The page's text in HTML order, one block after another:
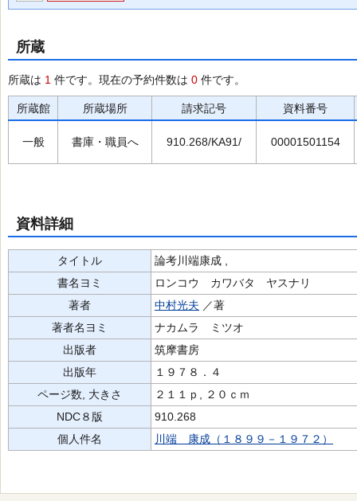
所蔵
所蔵は 1 件です。現在の予約件数は 0 件です。
所蔵館 所蔵場所 請求記号 資料番号
一般 書庫・職員へ 910.268/KA91/ 00001501154
資料詳細
タイトル
論考川端康成 ,
書名ヨミ
ロンコウ カワバタ ヤスナリ
著者
中村光夫 ／著
著者名ヨミ
ナカムラ ミツオ
出版者
筑摩書房
出版年
１９７８．４
ページ数, 大きさ
２１１ｐ, ２０ｃｍ
NDC８版
910.268
個人件名
川端 康成（１８９９－１９７２）